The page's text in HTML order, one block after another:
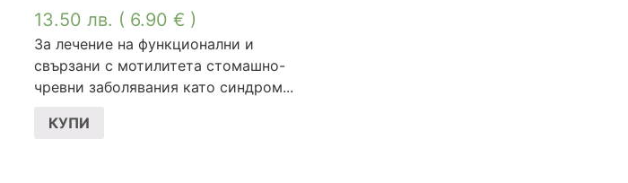
13.50 лв. ( 6.90 € )
За лечение на функционални и
свързани с мотилитета стомашно-
чревни заболявания като синдром...
КУПИ